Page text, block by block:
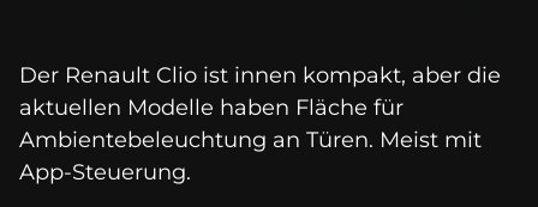
Der Renault Clio ist innen kompakt, aber die
aktuellen Modelle haben Fläche für
Ambientebeleuchtung an Türen. Meist mit
App-Steuerung.